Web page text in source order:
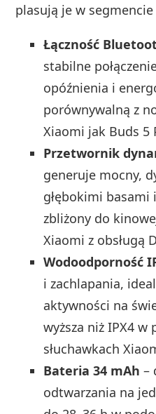
plasują je w
Łączność
stabilne
opóźnienia i
porównywalną z
Xiaomi jak Buds 5
Przetwornik
generuje mocny,
głębokimi
zbliżony do
Xiaomi z obsługą
Wodoodporność
i zachlapania,
aktywności na
wyższa niż IPX4 w
słuchawkach
Bateria 34 mAh –
odtwarzania na